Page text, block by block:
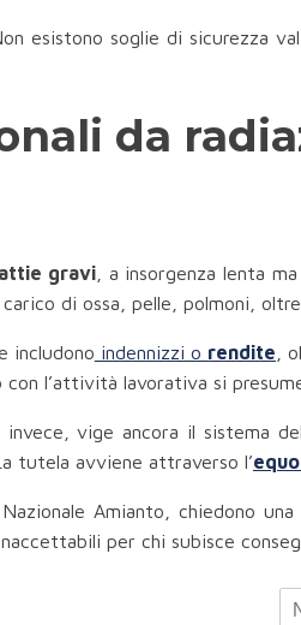
esistono soglie di sicurezza
da
gravi, a insorgenza lenta
di ossa, pelle, polmoni,
includono indennizzi o rendite ,
l’attività lavorativa si
invece, vige ancora il sistema
tutela avviene attraverso l’
Amianto, chiedono
per chi subisce